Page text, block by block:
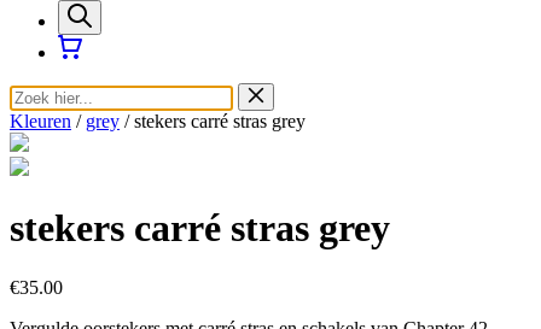
Kleuren / grey / stekers carré stras grey
stekers carré stras grey
€35.00